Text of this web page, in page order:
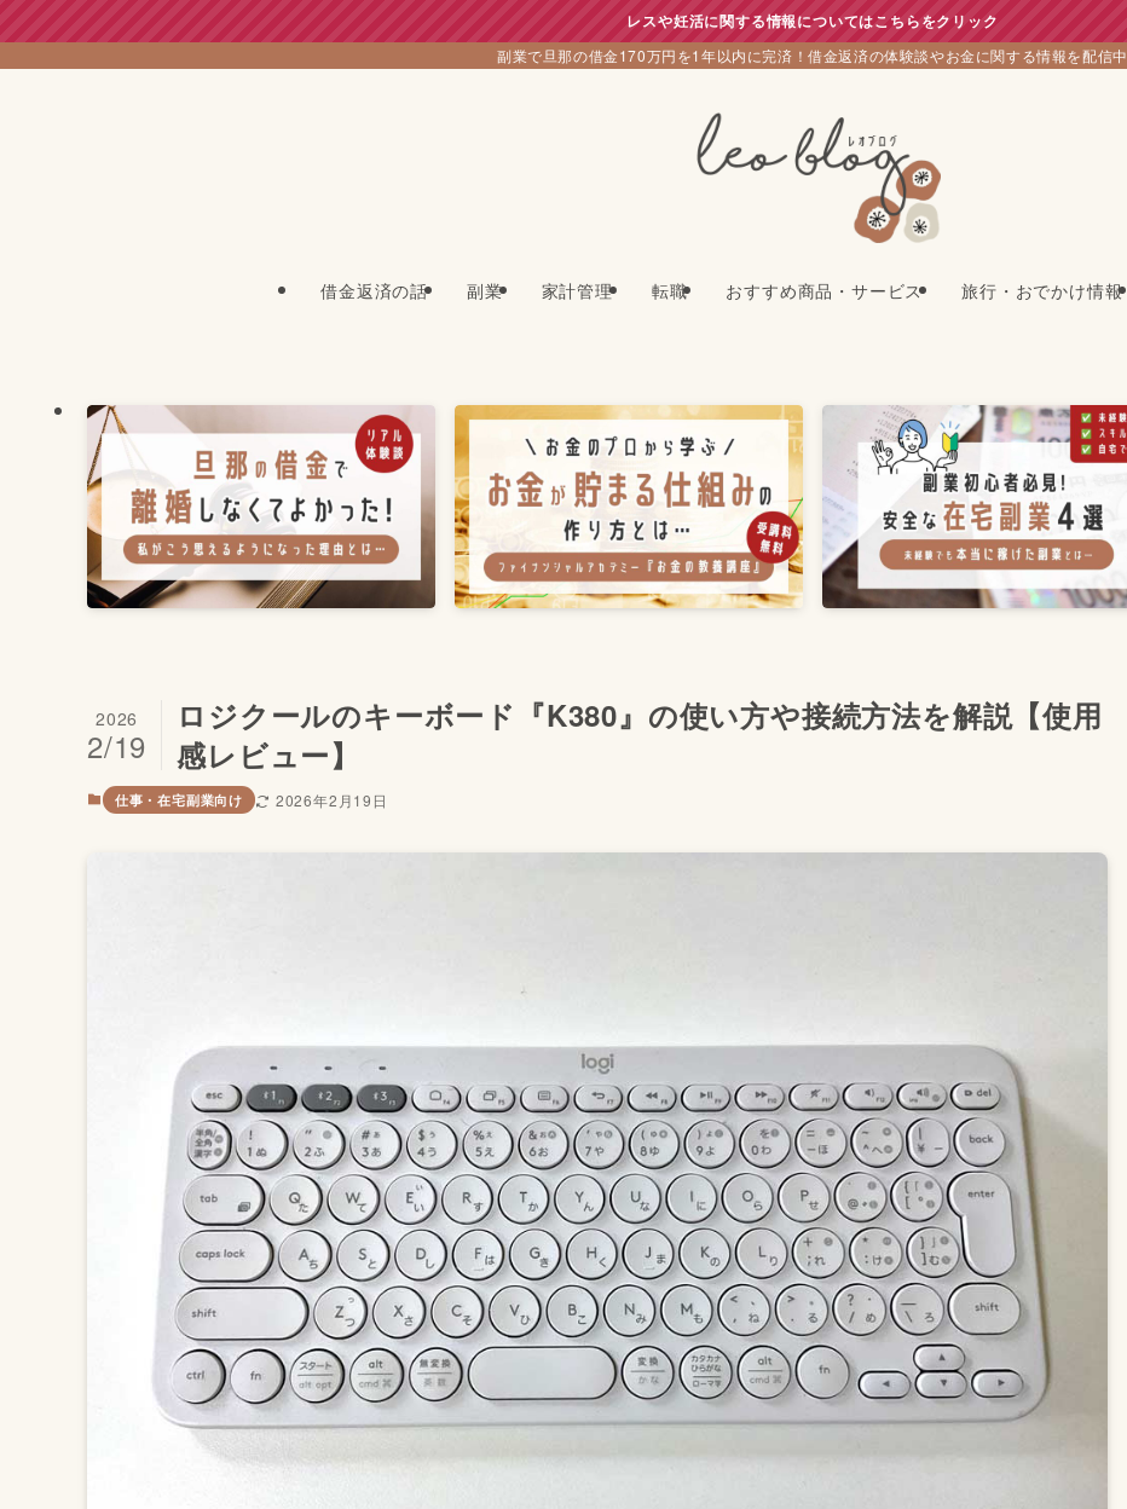
レスや妊活に関する情報についてはこちらをクリック
副業で旦那の借金170万円を1年以内に完済！借金返済の体験談やお金に関する情報を配信中
借金返済の話 副業 家計管理 転職 おすすめ商品・サービス 旅行・おでかけ情報
ロジクールのキーボード『K380』の使い方や接続方法を解説【使用
感レビュー】
2026
2/19
仕事・在宅副業向け 2026年2月19日